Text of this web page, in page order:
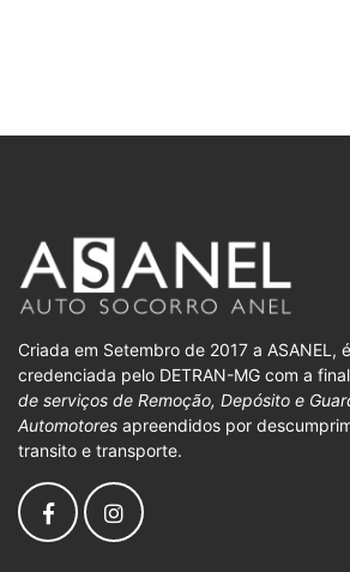
Criada em Setembro de 2017 a ASANEL,
credenciada pelo DETRAN-MG com a
de serviços de Remoção, Depósito e
Automotores apreendidos por
transito e transporte.